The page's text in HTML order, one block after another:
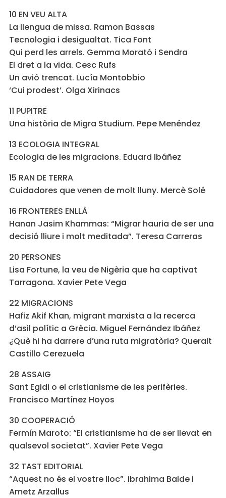
10 EN VEU ALTA
La llengua de missa. Ramon Bassas
Tecnologia i desigualtat. Tica Font
Qui perd les arrels. Gemma Morató i Sendra
El dret a la vida. Cesc Rufs
Un avió trencat. Lucía Montobbio
‘Cui prodest’. Olga Xirinacs
11 PUPITRE
Una història de Migra Studium. Pepe Menéndez
13 ECOLOGIA INTEGRAL
Ecologia de les migracions. Eduard Ibáñez
15 RAN DE TERRA
Cuidadores que venen de molt lluny. Mercè Solé
16 FRONTERES ENLLÀ
Hanan Jasim Khammas: “Migrar hauria de ser una
decisió lliure i molt meditada”. Teresa Carreras
20 PERSONES
Lisa Fortune, la veu de Nigèria que ha captivat
Tarragona. Xavier Pete Vega
22 MIGRACIONS
Hafiz Akif Khan, migrant marxista a la recerca
d’asil polític a Grècia. Miguel Fernández Ibáñez
¿Què hi ha darrere d’una ruta migratòria? Queralt
Castillo Cerezuela
28 ASSAIG
Sant Egidi o el cristianisme de les perifèries.
Francisco Martínez Hoyos
30 COOPERACIÓ
Fermín Maroto: “El cristianisme ha de ser llevat en
qualsevol societat”. Xavier Pete Vega
32 TAST EDITORIAL
“Aquest no és el vostre lloc”. Ibrahima Balde i
Ametz Arzallus